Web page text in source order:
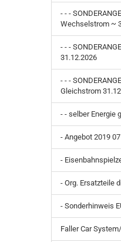
- - -
Wechselstrom ~
- - -
31.12.2026
- - -
Gleichstrom
- - selber Energie
- Angebot 2019
-
- Org. Ersatzteile
- Sonderhinweis
Faller Car